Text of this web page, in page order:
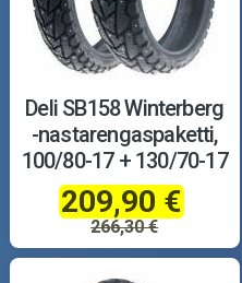
Deli SB158 Winterberg
-nastarengaspaketti,
100/80-17 + 130/70-17
209,90 €
266,30 €